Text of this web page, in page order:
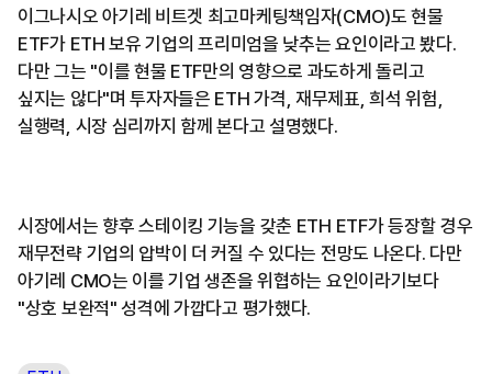
이그나시오 아기레 비트겟 최고마케팅책임자(CMO)도 현물
ETF가 ETH 보유 기업의 프리미엄을 낮추는 요인이라고 봤다.
다만 그는 "이를 현물 ETF만의 영향으로 과도하게 돌리고
싶지는 않다"며 투자자들은 ETH 가격, 재무제표, 희석 위험,
실행력, 시장 심리까지 함께 본다고 설명했다.
시장에서는 향후 스테이킹 기능을 갖춘 ETH ETF가 등장할 경우
재무전략 기업의 압박이 더 커질 수 있다는 전망도 나온다. 다만
아기레 CMO는 이를 기업 생존을 위협하는 요인이라기보다
"상호 보완적" 성격에 가깝다고 평가했다.